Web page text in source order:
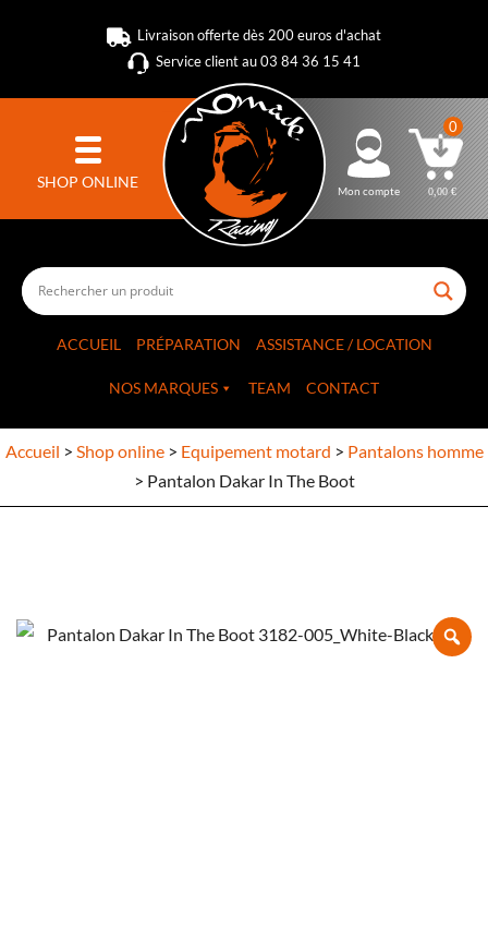
Livraison offerte dès 200 euros d'achat
Service client au 03 84 36 15 41
SHOP ONLINE Mon compte
0
0,00€
ACCUEIL PRÉPARATION ASSISTANCE / LOCATION
NOS MARQUES TEAM CONTACT
Accueil > Shop online> Equipement motard > Pantalons homme
> Pantalon Dakar In The Boot